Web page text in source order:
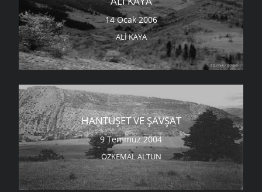
14 Ocak 2006
ALI KAYA
HANTUŞET VE ŞAVŞAT
9 Temmuz 2004
ÖZKEMAL ALTUN